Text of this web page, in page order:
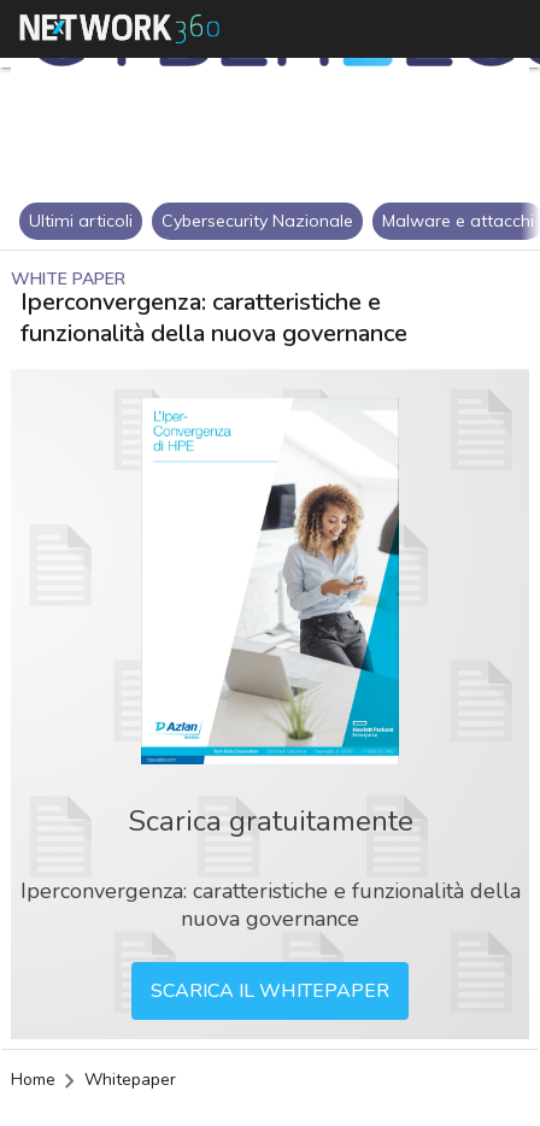
Ultimi articoli Cybersecurity Nazionale Malware e attacchi
WHITE PAPER
Iperconvergenza: caratteristiche e
funzionalità della nuova governance
Scarica gratuitamente
Iperconvergenza: caratteristiche e funzionalità della
nuova governance
SCARICA IL WHITEPAPER
Home Whitepaper